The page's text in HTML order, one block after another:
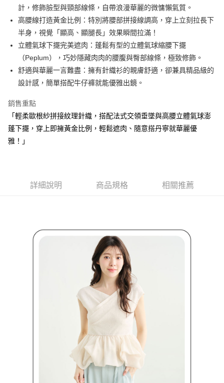
【大哥付你分期使用說明】
1.本服務由台灣大哥大提供，台灣大哥大用戶可立即使用無須另外申請。
2.付款方式選擇「大哥付你分期」，訂單成立後會自動跳轉到大哥付的交易
流程，驗證手機門號後，選擇欲分期的期數、繳款截止日，確認付款後即完
成交易。
3.實際核准額度、可分期數及費用金額請依後續交易確認頁面所載為準。
4.訂單成立30分鐘內，如未前往確認交易或遇審核未通過，訂單將自動取
消。如遇「轉專審核」未通過狀況，表示未達大哥付你分期系統評分，恕無
【繳款方式說明】
醒簡訊。
2.透過簡訊連結打開帳單後，可選擇「超商條碼／台灣大直營門市／銀行轉
帳／街口支付／iPASS MONEY」等通路繳費。
【注意事項】
資料（包含姓名、電話或地址）提供予台灣大哥大進項蒐集、處理及利用，
AFTEE先享後付
相關說明
【關於「AFTEE先享後付」】
AFTEE先享後付是「在收到商品之後才付款」的支付方式。 讓您購物簡單
便利好安心！
１．簡單：不需註冊會員、不需綁卡、不需儲值。
２．便利：只要手機號碼，簡訊認證，即可結帳。
３．安心：先確認商品／服務後，再付款。
【「AFTEE先享後付」結帳流程】
１．於結帳方式選擇「AFTEE先享後付」後，將跳轉至「AFTEE先享後付」
結帳頁面，進行簡訊認證並確認金額後，即可完成結帳。
２．訂單成立數日內，您將收到繳費通知簡訊。
ATM／網路銀行／等多元方式進行付款，方視為交易完成。
※ 交易是否成功請以「AFTEE先享後付 」之結帳頁面顯示為準，若有關於
是否繳費成功／繳費後需取消欲退款等相關疑問，請聯繫「AFTEE先享後付
易，需依本服務之必要範圍內提供個人資料，並將交易相關給付款項請求債
權轉讓予恩沛科技股份有限公司。
２．關於個人資料處理事宜，請瀏覽以下網址：
３．未成年的使用者請事先徵得法定代理人或監護人之同意方可使用
「AFTEE先享後付」，若未經同意申辦者引起之損失，本公司不負相關責
４．使用「AFTEE先享後付」時，將依據個別帳號之用戶狀況，依本公司即
時審查核予不同之上限額度；若仍有額度不足之情形，本公司將視審查結果
５．嚴禁一人註冊多個帳號或使用他人資訊註冊。若發現惡意使用之情形，
恩沛科技股份有限公司將有權停止該用戶之使用額度並採取法律行動。
ATM付款
運送方式
全家取貨付款
付款後全家取貨
免運費
付款後萊爾富取貨
計，修飾臉型與頸部線條，自帶浪漫華麗的微慵懶氣質。
高腰線打造黃金比例：特別將腰部拼接線調高，穿上立刻拉長下
半身，視覺「顯高、顯腿長」效果瞬間拉滿！
立體氣球下擺完美遮肉：蓬鬆有型的立體氣球縮腰下擺
（Peplum），巧妙隱藏肉肉的腰腹與臀部線條，極致修飾。
舒適與華麗一言難盡：擁有針織衫的親膚舒適，卻兼具精品級的
設計感，簡單搭配牛仔褲就能優雅出鏡。
銷售重點
「輕柔歐根紗拼接紋理針織，搭配法式交領垂墜與高腰立體氣球澎
蓬下擺，穿上即擁黃金比例，輕鬆遮肉、隨意搭丹寧就華麗優
雅！」
詳細說明 商品規格 相關推薦